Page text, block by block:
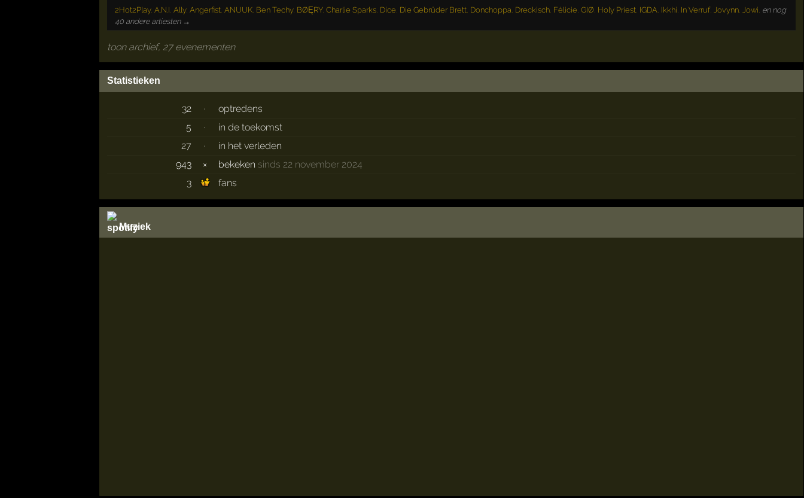
2Hot2Play, A.N.I, Ally, Angerfist, ANUUK, Ben Techy, BØĘRY, Charlie Sparks, Dice, Die Gebrüder Brett, Donchoppa, Dreckisch, Félicie, GIØ, Holy Priest, IGDA, Ikkhi, In Verruf, Jovynn, Jowi, en nog
40 andere artiesten →
toon archief, 27 evenementen
Statistieken
32 ·
optredens
5
·
in de toekomst
27
·
in het verleden
943
× bekeken sinds 22 november 2024
3
fans
Muziek